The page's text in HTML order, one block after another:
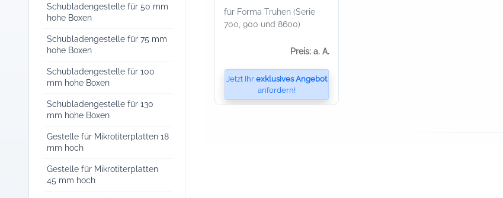
Schubladengestelle für 50 mm
hohe Boxen
Schubladengestelle für 75 mm
hohe Boxen
Schubladengestelle für 100
mm hohe Boxen
Schubladengestelle für 130
mm hohe Boxen
Gestelle für Mikrotiterplatten 18
mm hoch
Gestelle für Mikrotiterplatten
45 mm hoch
für Forma Truhen (Serie
700, 900 und 8600)
Preis: a. A.
Jetzt Ihr exklusives Angebot
anfordern!